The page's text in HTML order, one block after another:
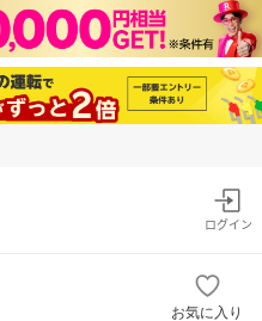
ログイン
お気に入り